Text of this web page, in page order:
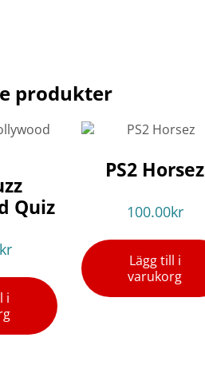
produkter
Quiz
i
PS2 Horsez
100.00kr
Lägg till i
varukorg